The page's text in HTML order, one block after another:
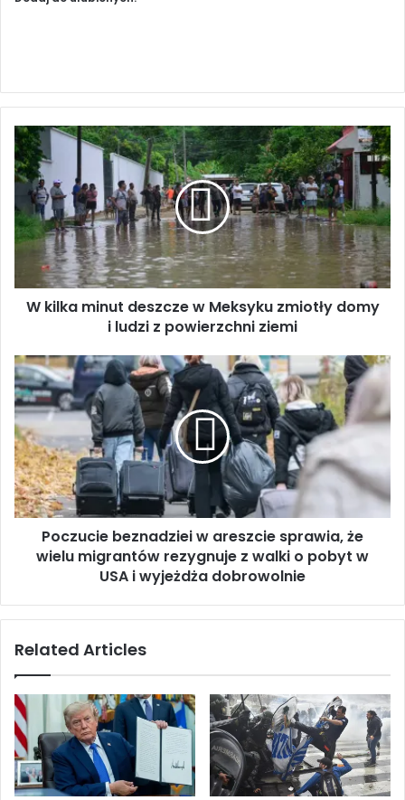
W
k
i
k
a
m
n
e
s
z
c
z
e
w
M
e
u
m
t
ł
y
d
o
W kilka minut deszcze w Meksyku zmiotły domy
i ludzi z powierzchni ziemi
P
o
c
z
u
c
i
e
b
i
w
a
r
e
s
Poczucie beznadziei w areszcie sprawia, że
wielu migrantów rezygnuje z walki o pobyt w
USA i wyjeżdża dobrowolnie
Related Articles